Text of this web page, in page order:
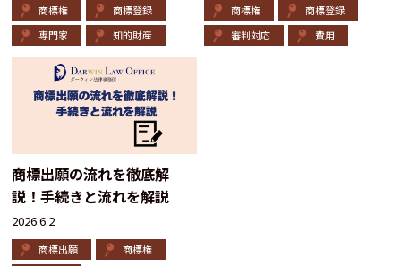
商標権
商標登録
専門家
知的財産
商標権
商標登録
審判対応
費用
商標出願の流れを徹底解
説！手続きと流れを解説
2026.6.2
商標出願
商標権